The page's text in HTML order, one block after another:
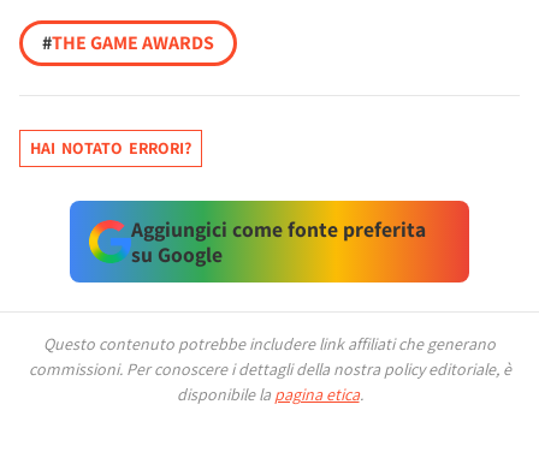
#THE GAME AWARDS
HAI NOTATO ERRORI?
Aggiungici come fonte preferita
su Google
Questo contenuto potrebbe includere link affiliati che generano
commissioni. Per conoscere i dettagli della nostra policy editoriale, è
disponibile la pagina etica.